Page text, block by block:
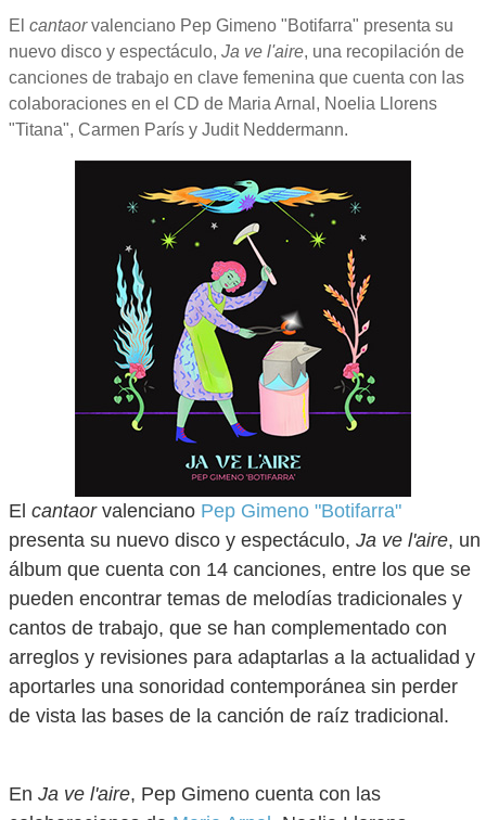
El cantaorvalenciano Pep Gimeno "Botifarra" presenta su
nuevo disco y espectáculo, Ja ve l'aire, una recopilación de
canciones de trabajo en clave femenina que cuenta con las
colaboraciones en el CD de Maria Arnal, Noelia Llorens
"Titana", Carmen París y Judit Neddermann.
El cantaorvalenciano Pep Gimeno "Botifarra"
presenta su nuevo disco y espectáculo, Ja ve l'aire, un
álbum que cuenta con 14 canciones, entre los que se
pueden encontrar temas de melodías tradicionales y
cantos de trabajo, que se han complementado con
arreglos y revisiones para adaptarlas a la actualidad y
aportarles una sonoridad contemporánea sin perder
de vista las bases de la canción de raíz tradicional.
En Ja ve l'aire, Pep Gimeno cuenta con las